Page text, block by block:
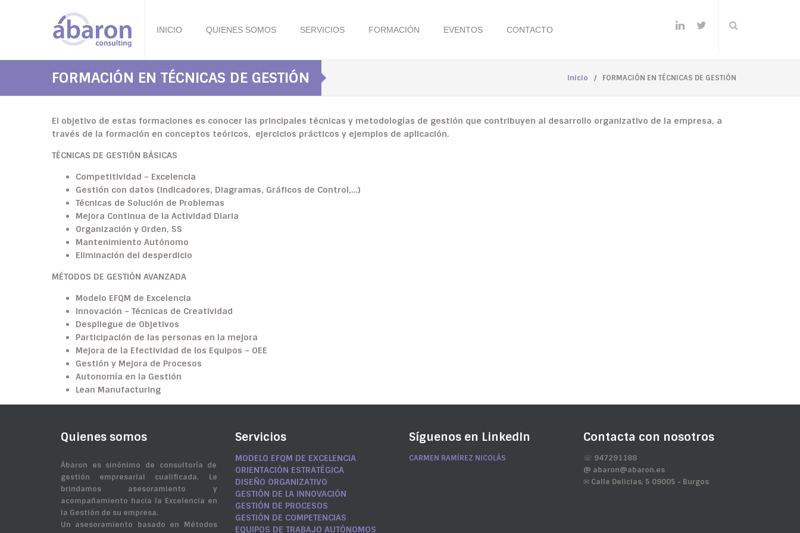
INICIO QUIENES SOMOS SERVICIOS FORMACIÓN EVENTOS CONTACTO
FORMACIÓN EN TÉCNICAS DE GESTIÓN Inicio / FORMACIÓN EN TÉCNICAS DE GESTIÓN
El objetivo de estas formaciones es conocer las principales técnicas y metodologías de gestión que contribuyen al desarrollo organizativo de la empresa, a
través de la formación en conceptos teóricos, ejercicios prácticos y ejemplos de aplicación.
TÉCNICAS DE GESTIÓN BÁSICAS
Competitividad – Excelencia
Gestión con datos (Indicadores, Diagramas, Gráficos de Control,…)
Técnicas de Solución de Problemas
Mejora Continua de la Actividad Diaria
Organización y Orden, 5S
Mantenimiento Autónomo
Eliminación del desperdicio
MÉTODOS DE GESTIÓN AVANZADA
Modelo EFQM de Excelencia
Innovación – Técnicas de Creatividad
Despliegue de Objetivos
Participación de las personas en la mejora
Mejora de la Efectividad de los Equipos – OEE
Gestión y Mejora de Procesos
Autonomía en la Gestión
Lean Manufacturing
Quienes somos
Ábaron es sinónimo de consultoría de
gestión empresarial cualificada. Le
brindamos asesoramiento y
acompañamiento hacia la Excelencia en
la Gestión de su empresa.
Un asesoramiento basado en Métodos
Servicios
MODELO EFQM DE EXCELENCIA
ORIENTACIÓN ESTRATÉGICA
DISEÑO ORGANIZATIVO
GESTIÓN DE LA INNOVACIÓN
GESTIÓN DE PROCESOS
GESTIÓN DE COMPETENCIAS
EQUIPOS DE TRABAJO AUTÓNOMOS
Síguenos en LinkedIn
CARMEN RAMÍREZ NICOLÁS
Contacta con nosotros
☏ 947291188
@ abaron@abaron.es
✉ Calle Delicias, 5 09005 - Burgos